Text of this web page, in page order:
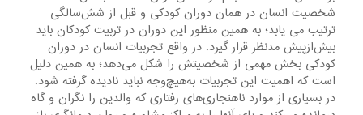
شخصیت انسان در همان دوران کودکی و قبل از شش‌سالگی
ترتیب می یابد؛ به همین منظور این دوران در تربیت کودکان باید
بیش‌ازپیش مدنظر قرار گیرد. در واقع تجربیات انسان در دوران
کودکی بخش مهمی از شخصیتش را شکل می‌دهد؛ به همین دلیل
است که اهمیت این تجربیات به‌هیچ‌وجه نباید نادیده گرفته شود.
در بسیاری از موارد ناهنجاری‌های رفتاری که والدین را نگران و گاه